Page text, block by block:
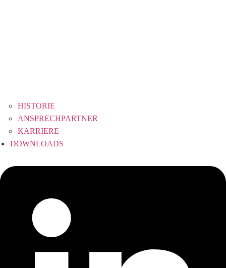
HISTORIE
ANSPRECHPARTNER
KARRIERE
DOWNLOADS